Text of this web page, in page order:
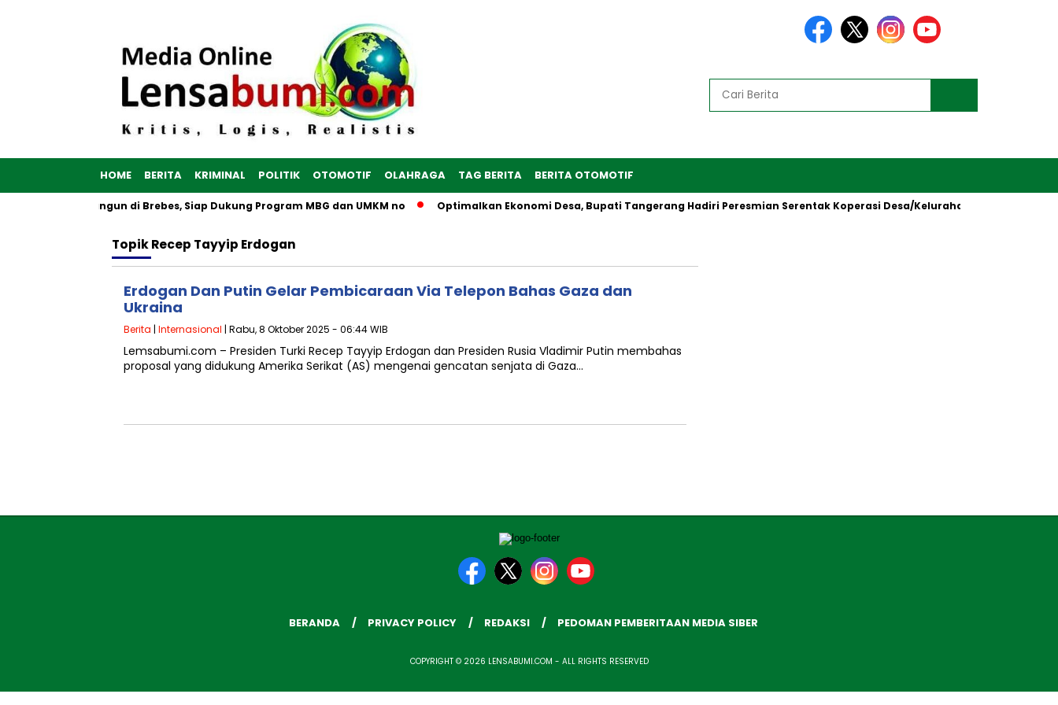
HOME BERITA KRIMINAL POLITIK OTOMOTIF OLAHRAGA TAG BERITA BERITA OTOMOTIF
Putih Dibangun di Brebes, Siap Dukung Program MBG dan UMKM no Optimalkan Ekonomi Desa, Bupati Tangerang Hadiri Peresmian Serentak Koperasi Desa/Kelurahan Merah Putih oleh
TopikRecep Tayyip Erdogan
Erdogan Dan Putin Gelar Pembicaraan Via Telepon Bahas Gaza dan
Ukraina
Berita | Internasional | Rabu, 8 Oktober 2025 - 06:44 WIB
Lemsabumi.com – Presiden Turki Recep Tayyip Erdogan dan Presiden Rusia Vladimir Putin membahas
proposal yang didukung Amerika Serikat (AS) mengenai gencatan senjata di Gaza…
BERANDA PRIVACY POLICY REDAKSI PEDOMAN PEMBERITAAN MEDIA SIBER
COPYRIGHT © 2026 LENSABUMI.COM - ALL RIGHTS RESERVED